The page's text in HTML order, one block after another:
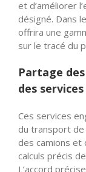
et d’améliorer
désigné. Dans
offrira une
sur le tracé du
Partage
des services
Ces services
du transport de
des camions et
calculs précis
L’accord